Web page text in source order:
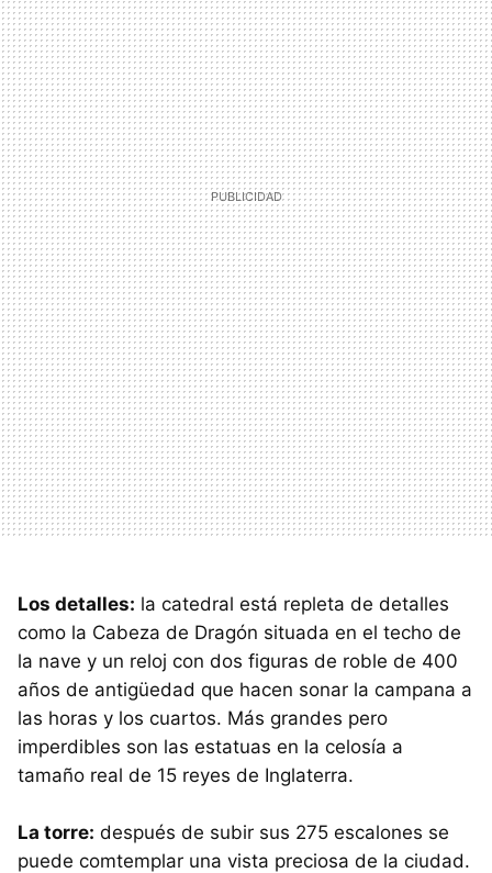
Los detalles: la catedral está repleta de detalles
como la Cabeza de Dragón situada en el techo de
la nave y un reloj con dos figuras de roble de 400
años de antigüedad que hacen sonar la campana a
las horas y los cuartos. Más grandes pero
imperdibles son las estatuas en la celosía a
tamaño real de 15 reyes de Inglaterra.
La torre: después de subir sus 275 escalones se
puede comtemplar una vista preciosa de la ciudad.